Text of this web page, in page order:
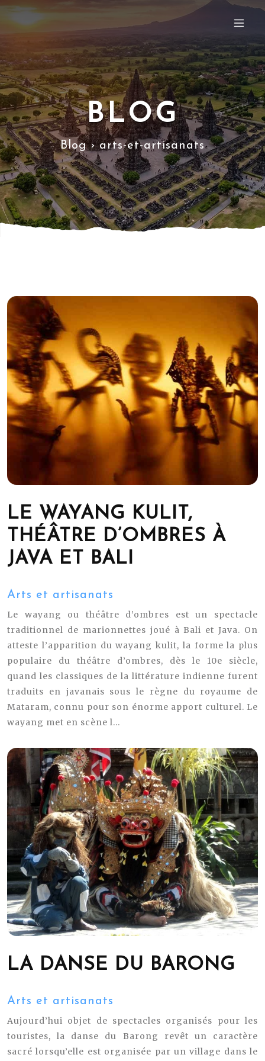
BLOG
Blog › arts-et-artisanats
LE WAYANG KULIT,
THÉÂTRE D’OMBRES À
JAVA ET BALI
Arts et artisanats
Le wayang ou théâtre d’ombres est un spectacle
traditionnel de marionnettes joué à Bali et Java. On
atteste l’apparition du wayang kulit, la forme la plus
populaire du théâtre d’ombres, dès le 10e siècle,
quand les classiques de la littérature indienne furent
traduits en javanais sous le règne du royaume de
Mataram, connu pour son énorme apport culturel. Le
wayang met en scène l...
LA DANSE DU BARONG
Arts et artisanats
Aujourd’hui objet de spectacles organisés pour les
touristes, la danse du Barong revêt un caractère
sacré lorsqu’elle est organisée par un village dans le